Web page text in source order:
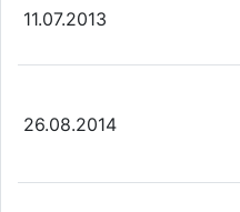
11.07.2013
26.08.2014